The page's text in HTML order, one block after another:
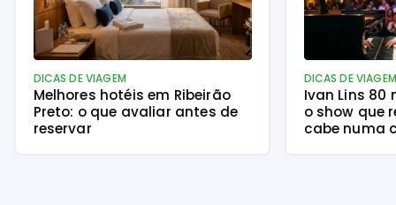
DICAS DE VIAGEM
Melhores hotéis em Ribeirão
Preto: o que avaliar antes de
reservar
DICAS DE VIAGEM
Ivan Lins 80
o show que
cabe numa